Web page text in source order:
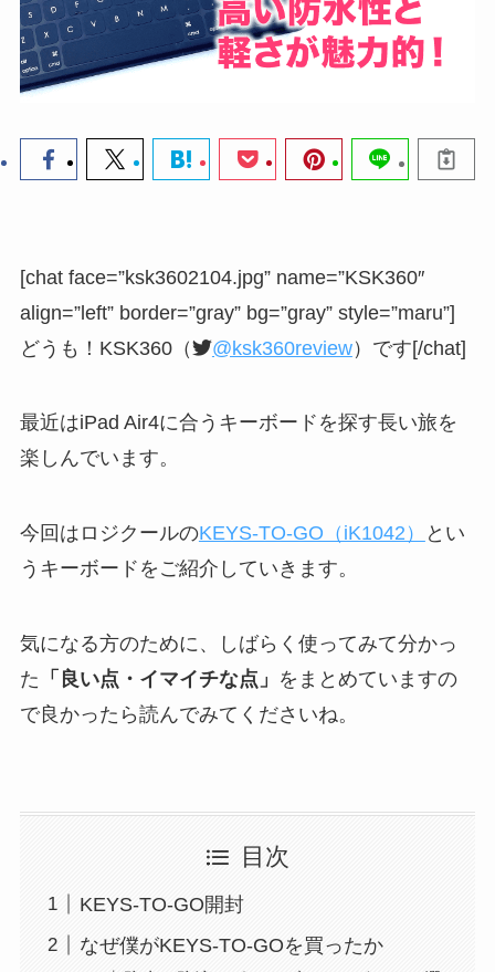
[chat face=”ksk3602104.jpg” name=”KSK360″
align=”left” border=”gray” bg=”gray” style=”maru”]
どうも！KSK360（
@ksk360review）です[/chat]
最近はiPad Air4に合うキーボードを探す長い旅を
楽しんでいます。
今回はロジクールのKEYS-TO-GO（iK1042）
とい
うキーボードをご紹介していきます。
気になる方のために、しばらく使ってみて分かっ
た 「良い点・イマイチな点」 をまとめていますの
で良かったら読んでみてくださいね。
目次
KEYS-TO-GO開封
なぜ僕がKEYS-TO-GOを買ったか